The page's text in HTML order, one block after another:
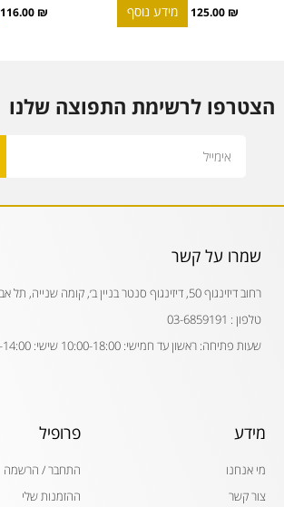
125.00 ₪ מידע נוסף 116.00 ₪
הצטרפו לרשימת התפוצה שלנו
שמרו על קשר
רחוב דיזינגוף 50, דיזינגוף סנטר בניין ב׳, קומה שנייה, תל אביב
טלפון : 03-6859191
שעות פתיחה: ראשון עד חמישי: 10:00-18:00 שישי: 10:00-14:00
מידע
מי אנחנו
צור קשר
פרופיל
התחבר / הרשמה
ההזמנות שלי